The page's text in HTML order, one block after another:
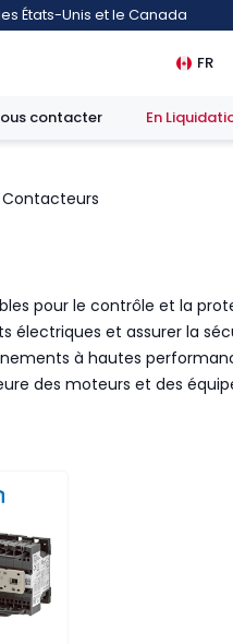
États-Unis et le Canada
FR
contacter En
Contacteurs
pour le contrôle et la
électriques et assurer la
à hautes
des moteurs et des